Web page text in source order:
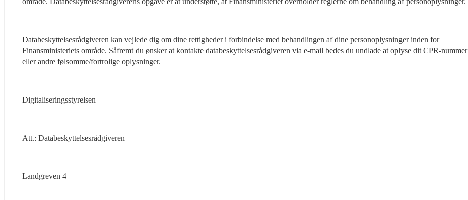
Databeskyttelsesrådgiveren kan vejlede dig om dine rettigheder i forbindelse med behandlingen af dine personoplysninger inden for
Finansministeriets område. Såfremt du ønsker at kontakte databeskyttelsesrådgiveren via e-mail bedes du undlade at oplyse dit CPR-nummer
eller andre følsomme/fortrolige oplysninger.
Digitaliseringsstyrelsen
Att.: Databeskyttelsesrådgiveren
Landgreven 4